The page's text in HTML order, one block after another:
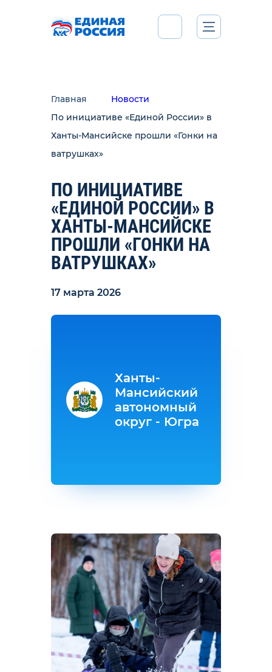
Главная
Новости
По инициативе «Единой России» в
Ханты-Мансийске прошли «Гонки на
ватрушках»
ПО ИНИЦИАТИВЕ
«ЕДИНОЙ РОССИИ» В
ХАНТЫ-МАНСИЙСКЕ
ПРОШЛИ «ГОНКИ НА
ВАТРУШКАХ»
17 марта 2026
Ханты-
Мансийский
автономный
округ - Югра